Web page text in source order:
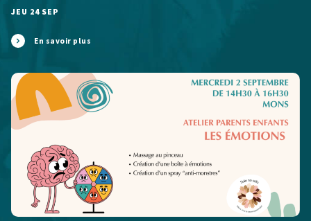
JEU 24 SEP
En savoir plus